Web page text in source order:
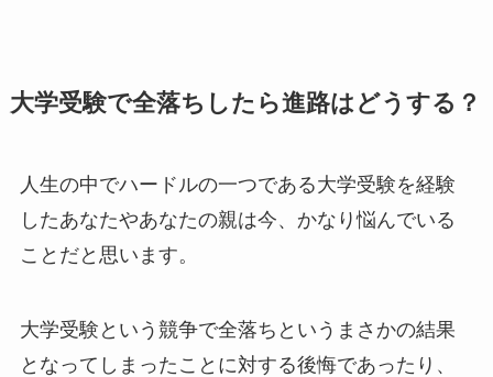
大学受験で全落ちしたら進路はどうする？
人生の中でハードルの一つである大学受験を経験
したあなたやあなたの親は今、かなり悩んでいる
ことだと思います。
大学受験という競争で全落ちというまさかの結果
となってしまったことに対する後悔であったり、